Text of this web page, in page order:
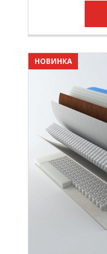
НОВИНКА